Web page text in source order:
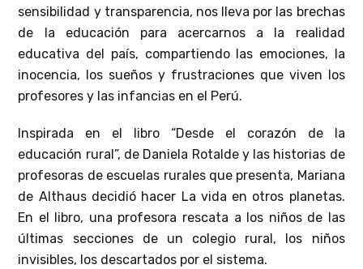
sensibilidad y transparencia, nos lleva por las brechas
de la educación para acercarnos a la realidad
educativa del país, compartiendo las emociones, la
inocencia, los sueños y frustraciones que viven los
profesores y las infancias en el Perú.
Inspirada en el libro “Desde el corazón de la
educación rural”, de Daniela Rotalde y las historias de
profesoras de escuelas rurales que presenta, Mariana
de Althaus decidió hacer La vida en otros planetas.
En el libro, una profesora rescata a los niños de las
últimas secciones de un colegio rural, los niños
invisibles, los descartados por el sistema.